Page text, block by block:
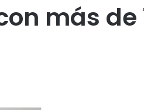
más de